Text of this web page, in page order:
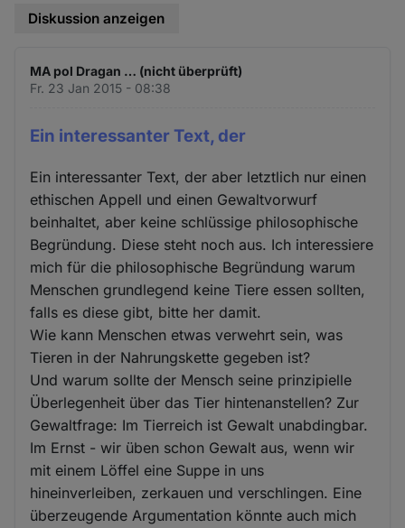
Diskussion anzeigen
MA pol Dragan … (nicht überprüft)
Fr. 23 Jan 2015 - 08:38
Ein interessanter Text, der
Ein interessanter Text, der aber letztlich nur einen
ethischen Appell und einen Gewaltvorwurf
beinhaltet, aber keine schlüssige philosophische
Begründung. Diese steht noch aus. Ich interessiere
mich für die philosophische Begründung warum
Menschen grundlegend keine Tiere essen sollten,
falls es diese gibt, bitte her damit.
Wie kann Menschen etwas verwehrt sein, was
Tieren in der Nahrungskette gegeben ist?
Und warum sollte der Mensch seine prinzipielle
Überlegenheit über das Tier hintenanstellen? Zur
Gewaltfrage: Im Tierreich ist Gewalt unabdingbar.
Im Ernst - wir üben schon Gewalt aus, wenn wir
mit einem Löffel eine Suppe in uns
hineinverleiben, zerkauen und verschlingen. Eine
überzeugende Argumentation könnte auch mich